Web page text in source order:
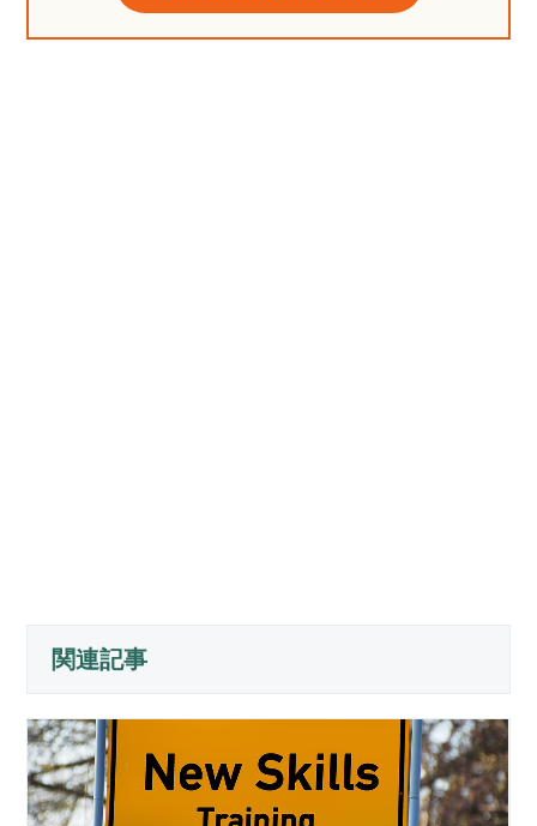
関連記事